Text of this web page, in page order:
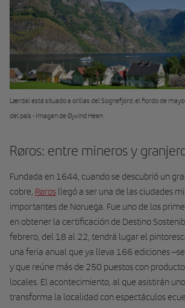
Lærdal está situado a orillas del Sognefjord, el fiordo de
del país - Imagen de Øyvind Heen
Røros: entre mineros y
Fundada en 1644, cuando se descubrió un
cobre, Røros llegó a ser una de las ciudades
importantes de Noruega. Fue uno de los
en obtener la certificación de Destino
febrero, del 18 al 22, tendrá lugar el
una feria anual que ya lleva 166 ediciones
y que reúne más de 250 puestos con
locales. El acontecimiento, al que asistirán
transforma la localidad con espectáculos